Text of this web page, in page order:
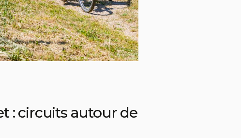
: circuits autour de